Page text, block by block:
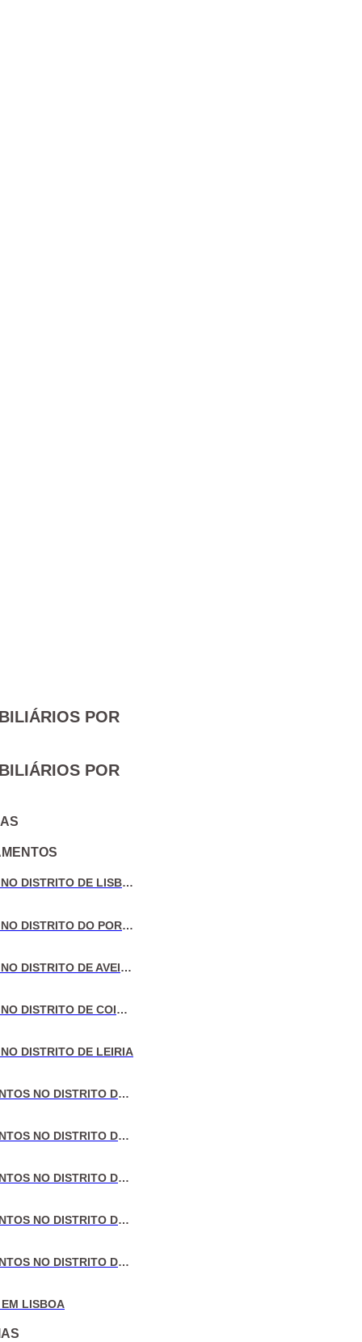
POR
POR
VENDA DE MORADIAS NO DISTRITO DE LISBOA
VENDA DE MORADIAS NO DISTRITO DO PORTO
VENDA DE MORADIAS NO DISTRITO DE AVEIRO
VENDA DE MORADIAS NO DISTRITO DE COIMBRA
DISTRITO DE LEIRIA
VENDA DE APARTAMENTOS NO DISTRITO DE LISBOA
VENDA DE APARTAMENTOS NO DISTRITO DO PORTO
VENDA DE APARTAMENTOS NO DISTRITO DE AVEIRO
VENDA DE APARTAMENTOS NO DISTRITO DE COIMBRA
VENDA DE APARTAMENTOS NO DISTRITO DE LEIRIA
LISBOA